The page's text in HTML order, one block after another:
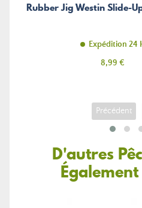
Rubber Jig Westin Slide-
Expédition 24
Prix
8,99 €
Précédent
D'autres